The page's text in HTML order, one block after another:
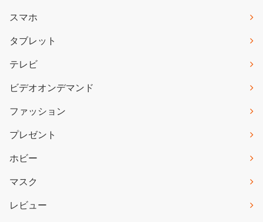
スマホ
タブレット
テレビ
ビデオオンデマンド
ファッション
プレゼント
ホビー
マスク
レビュー